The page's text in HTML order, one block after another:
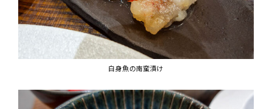
白身魚の南蛮漬け